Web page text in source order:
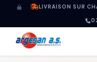
Aller au contenuLIVRAISON SUR